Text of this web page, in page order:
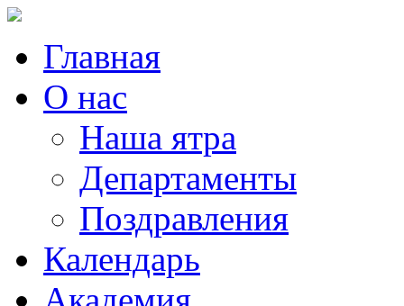
Главная
О нас
Наша ятра
Департаменты
Поздравления
Календарь